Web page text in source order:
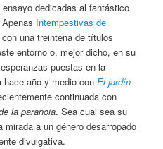
dedicadas al fantástico
Intempestivas de
una treintena de títulos
entorno o, mejor dicho, en su
puestas en la
hace año y medio conEl jardín
continuada con
la paranoia. Sea cual sea su
a un género desarropado
divulgativa.